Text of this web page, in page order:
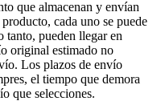
que almacenan y envían
cada uno se puede
tanto, pueden llegar en
original estimado no
Los plazos de envío
el tiempo que demora
que selecciones.